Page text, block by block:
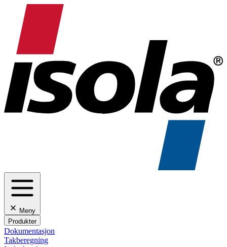
Meny
Produkter
Dokumentasjon
Takberegning